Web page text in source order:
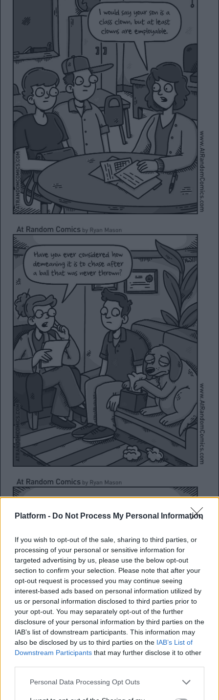
Platform - Do Not Process My Personal Information
If you wish to opt-out of the sale, sharing to third parties, or
processing of your personal or sensitive information for
targeted advertising by us, please use the below opt-out
section to confirm your selection. Please note that after your
opt-out request is processed you may continue seeing
interest-based ads based on personal information utilized by
us or personal information disclosed to third parties prior to
your opt-out. You may separately opt-out of the further
disclosure of your personal information by third parties on the
IAB’s list of downstream participants. This information may
also be disclosed by us to third parties on the IAB’s List of
Downstream Participants that may further disclose it to other
Personal Data Processing Opt Outs